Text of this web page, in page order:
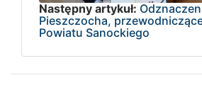
Następny artykuł:
Pieszczocha,
Powiatu Sanockiego